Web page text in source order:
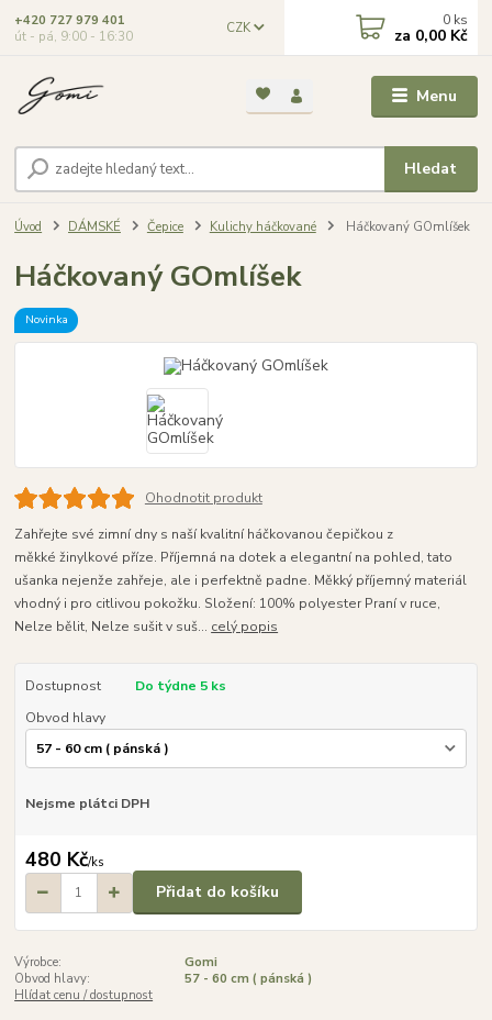
Menu
CZK
Hledat
+420 727 979 401
út - pá, 9:00 - 16:30
0 ks
za 0,00 Kč
Úvod DÁMSKÉ Čepice Kulichy háčkované Háčkovaný GOmlíšek
Háčkovaný GOmlíšek
Novinka
Ohodnotit produkt
Zahřejte své zimní dny s naší kvalitní háčkovanou čepičkou z
měkké žinylkové příze. Příjemná na dotek a elegantní na pohled, tato
ušanka nejenže zahřeje, ale i perfektně padne. Měkký příjemný materiál
vhodný i pro citlivou pokožku. Složení: 100% polyester Praní v ruce,
Nelze bělit, Nelze sušit v suš... celý popis
Dostupnost
Do týdne 5 ks
Obvod hlavy
Nejsme plátci DPH
480 Kč/ks
Přidat do košíku
Výrobce:
Gomi
Obvod hlavy:
57 - 60 cm ( pánská )
Hlídat cenu / dostupnost